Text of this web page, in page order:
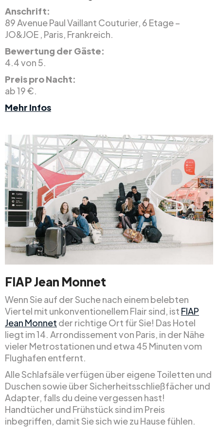
Anschrift:
89 Avenue Paul Vaillant Couturier, 6 Etage –
JO&JOE , Paris, Frankreich.
Bewertung der Gäste:
4.4 von 5.
Preis pro Nacht:
ab 19 €.
Mehr Infos
FIAP Jean Monnet
Wenn Sie auf der Suche nach einem belebten
Viertel mit unkonventionellem Flair sind, ist FIAP
Jean Monnet der richtige Ort für Sie! Das Hotel
liegt im 14. Arrondissement von Paris, in der Nähe
vieler Metrostationen und etwa 45 Minuten vom
Flughafen entfernt.
Alle Schlafsäle verfügen über eigene Toiletten und
Duschen sowie über Sicherheitsschließfächer und
Adapter, falls du deine vergessen hast!
Handtücher und Frühstück sind im Preis
inbegriffen, damit Sie sich wie zu Hause fühlen.